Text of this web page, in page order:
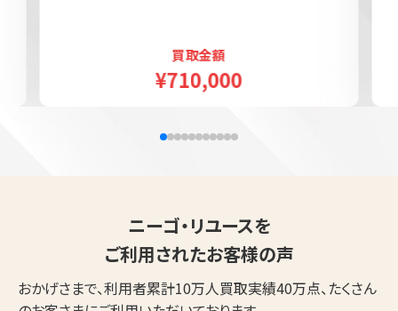
買取金額
¥710,000
ニーゴ・リユースを
ご利用されたお客様の声
おかげさまで、利用者累計10万人買取実績40万点、たくさん